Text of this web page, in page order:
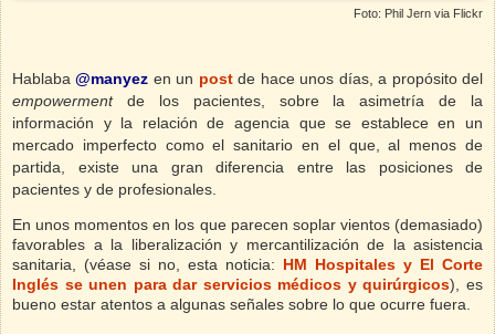
Foto: Phil Jern via Flickr
Hablaba@manyez en un post de hace unos días, a propósito del
empowerment de los pacientes,
sobre la asimetría de la
información y la relación de agencia que se establece en un
mercado imperfecto como el sanitario en el que, al menos de
partida, existe una gran diferencia entre las posiciones de
pacientes y de profesionales.
En unos momentos en los que parecen soplar vientos (demasiado)
favorables a la liberalización y mercantilización de la asistencia
sanitaria, (véase si no, esta noticia: HM Hospitales y El Corte
Inglés se unen para dar servicios médicos y quirúrgicos),es
bueno estar atentos a algunas señales sobre lo que ocurre fuera.